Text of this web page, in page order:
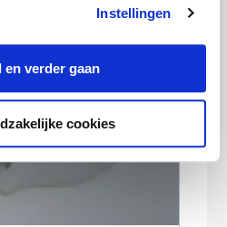
Instellingen
en verder gaan
cookies
dit moet je